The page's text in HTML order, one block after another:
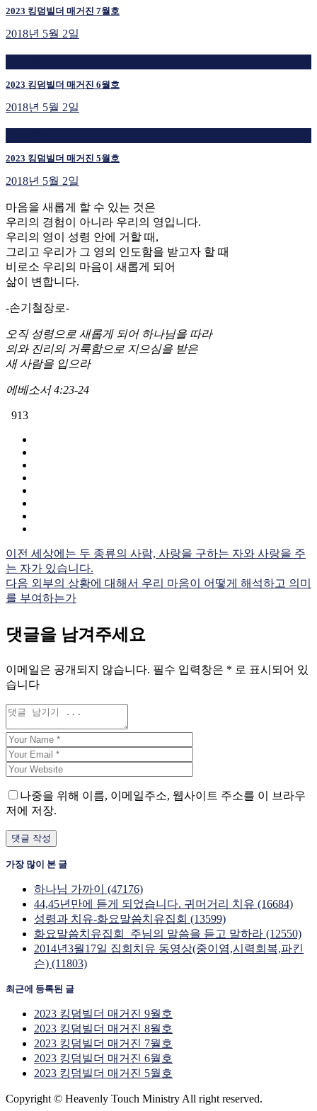
2023 킹덤빌더 매거진 7월호
2018년 5월 2일
2023 킹덤빌더 매거진 6월호
2018년 5월 2일
2023 킹덤빌더 매거진 5월호
2018년 5월 2일
마음을 새롭게 할 수 있는 것은
우리의 경험이 아니라 우리의 영입니다.
우리의 영이 성령 안에 거할 때,
그리고 우리가 그 영의 인도함을 받고자 할 때
비로소 우리의 마음이 새롭게 되어
삶이 변합니다.
-손기철장로-
오직 성령으로 새롭게 되어 하나님을 따라
의와 진리의 거룩함으로 지으심을 받은
새 사람을 입으라
에베소서 4:23-24
913
이전 세상에는 두 종류의 사람, 사랑을 구하는 자와 사랑을 주
는 자가 있습니다.
다음 외부의 상황에 대해서 우리 마음이 어떻게 해석하고 의미
를 부여하는가
댓글을 남겨주세요
이메일은 공개되지 않습니다. 필수 입력창은 * 로 표시되어 있
습니다
나중을 위해 이름, 이메일주소, 웹사이트 주소를 이 브라우
저에 저장.
가장 많이 본 글
하나님 가까이 (47176)
44,45년만에 듣게 되었습니다. 귀머거리 치유 (16684)
성령과 치유-화요말씀치유집회 (13599)
화요말씀치유집회_주님의 말씀을 듣고 말하라 (12550)
2014년3월17일 집회치유 동영상(중이염,시력회복,파킨
슨) (11803)
최근에 등록된 글
2023 킹덤빌더 매거진 9월호
2023 킹덤빌더 매거진 8월호
2023 킹덤빌더 매거진 7월호
2023 킹덤빌더 매거진 6월호
2023 킹덤빌더 매거진 5월호
Copyright © Heavenly Touch Ministry All right reserved.